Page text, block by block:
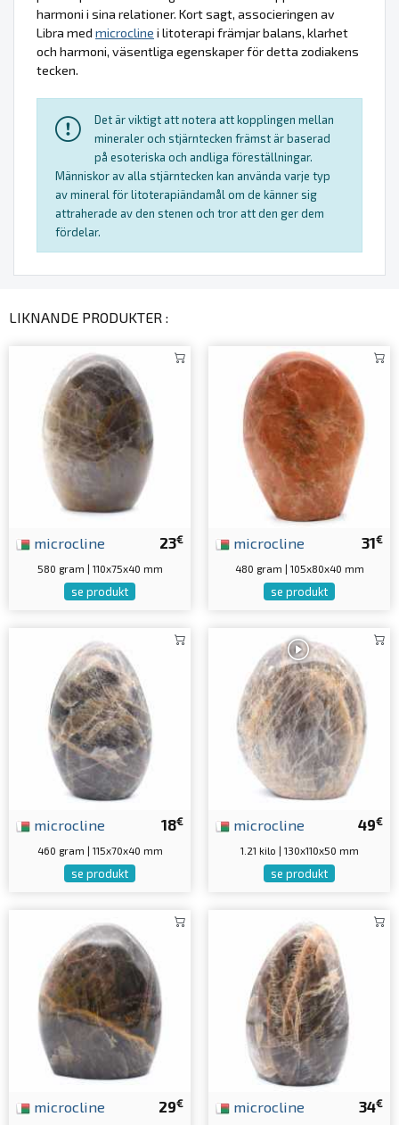
harmoni i sina relationer. Kort sagt, associeringen av
Libra med microcline i litoterapi främjar balans, klarhet
och harmoni, väsentliga egenskaper för detta zodiakens
tecken.
Det är viktigt att notera att kopplingen mellan
mineraler och stjärntecken främst är baserad
på esoteriska och andliga föreställningar.
Människor av alla stjärntecken kan använda varje typ
av mineral för litoterapiändamål om de känner sig
attraherade av den stenen och tror att den ger dem
fördelar.
LIKNANDE PRODUKTER :
23€
microcline
580 gram | 110x75x40 mm
se produkt
31€
microcline
480 gram | 105x80x40 mm
se produkt
18€
microcline
460 gram | 115x70x40 mm
se produkt
49€
microcline
1.21 kilo | 130x110x50 mm
se produkt
29€
microcline 34€
microcline